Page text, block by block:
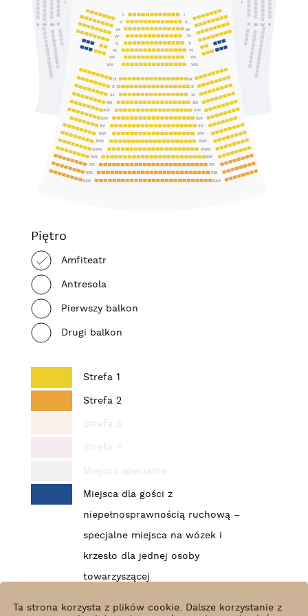
Ta strona korzysta z plików cookie. Dalsze korzystanie z
I
I
II
II
III III
IV IV
V
V
VI
VI
VII
VII
VIII
VIII
IX
IX
X
X
XI
XI
XII
XII
XIII
XIII
XIV
XIV
XV
XV
XVI XVI
XVII
XVII
XVIII
XVIII
XIX XIX
XX
XX
XXI
XXI
XXII
XXII
I
I
II
II III
III IV
IV V
V
Piętro
Amfiteatr
Antresola
Pierwszy balkon
Drugi balkon
Strefa 1
Strefa 2
Strefa 3
Strefa 4
Miejsca specjalne
Miejsca dla gości z
niepełnosprawnością ruchową –
specjalne miejsca na wózek i
krzesło dla jednej osoby
towarzyszącej